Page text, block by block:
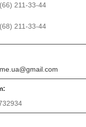
211-33-44
211-33-44